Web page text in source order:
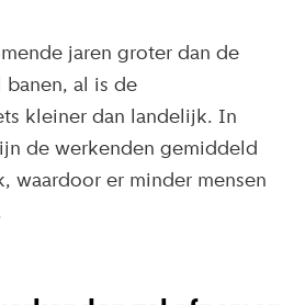
jaren groter dan de
banen, al is de
kleiner dan landelijk. In
de werkenden gemiddeld
waardoor er minder mensen